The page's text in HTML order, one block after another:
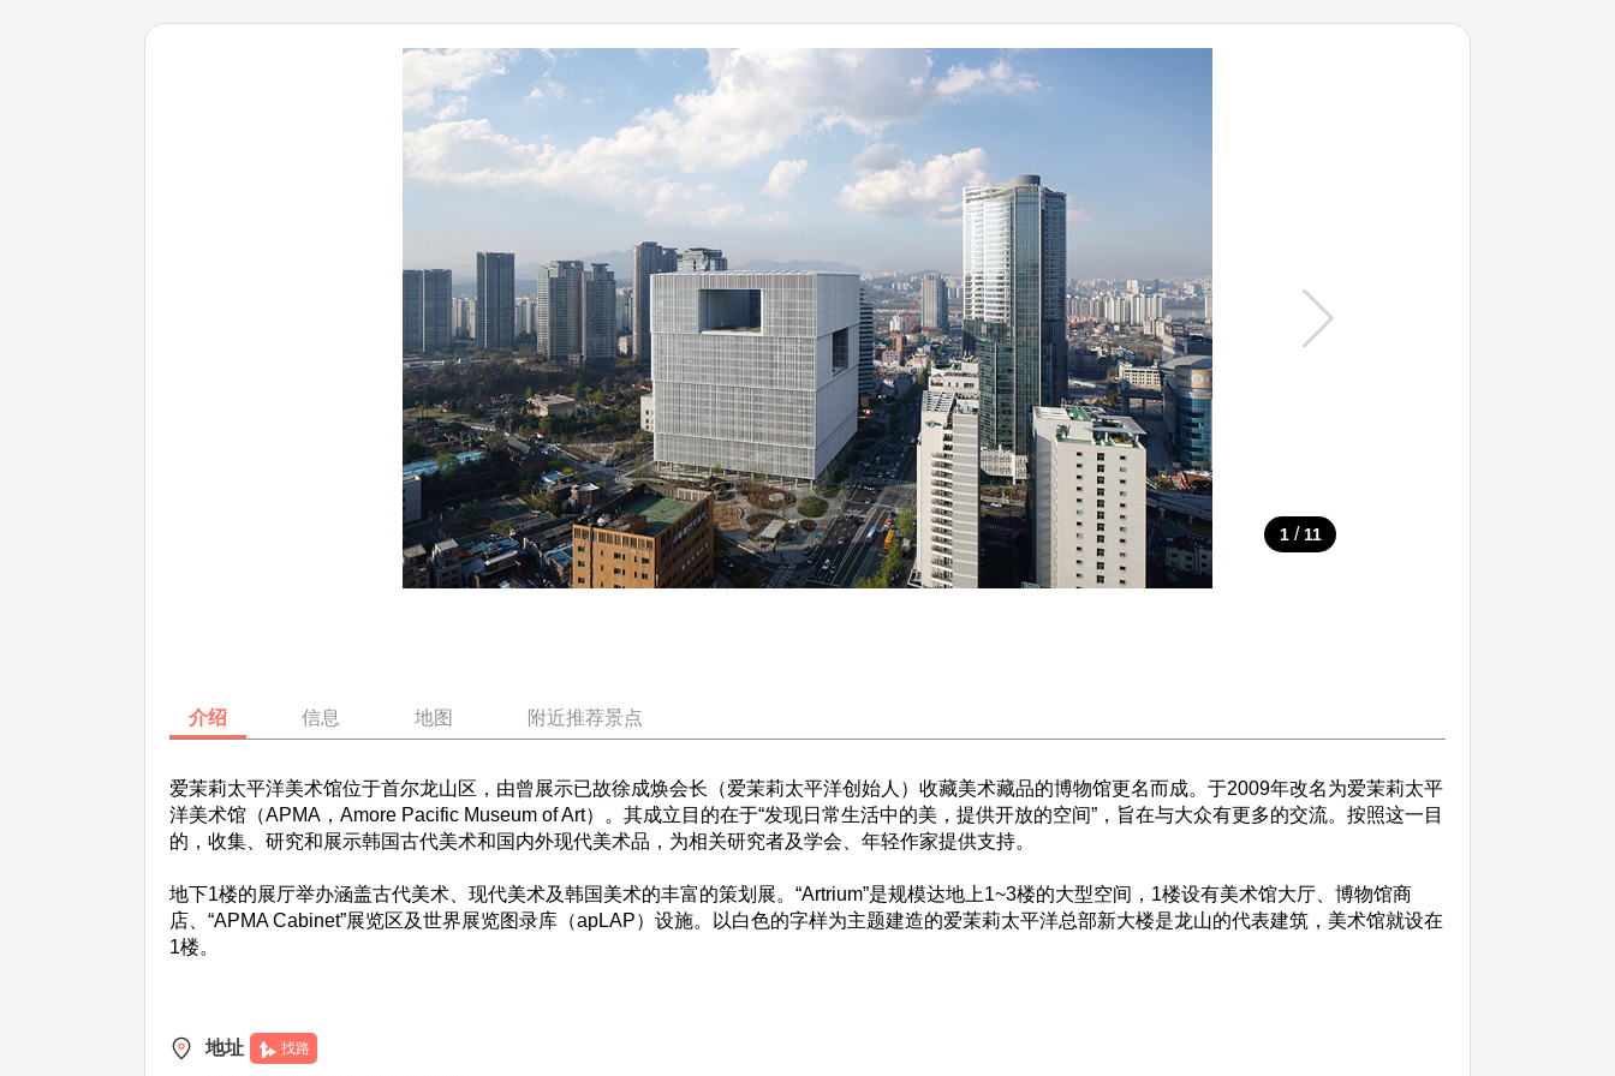
1 / 11
介绍 信息 地图 附近推荐景点
爱茉莉太平洋美术馆位于首尔龙山区，由曾展示已故徐成焕会长（爱茉莉太平洋创始人）收藏美术藏品的博物馆更名而成。于2009年改名为爱茉莉太平
洋美术馆（APMA，Amore Pacific Museum of Art）。其成立目的在于“发现日常生活中的美，提供开放的空间”，旨在与大众有更多的交流。按照这一目
的，收集、研究和展示韩国古代美术和国内外现代美术品，为相关研究者及学会、年轻作家提供支持。
地下1楼的展厅举办涵盖古代美术、现代美术及韩国美术的丰富的策划展。“Artrium”是规模达地上1~3楼的大型空间，1楼设有美术馆大厅、博物馆商
店、“APMA Cabinet”展览区及世界展览图录库（apLAP）设施。以白色的字样为主题建造的爱茉莉太平洋总部新大楼是龙山的代表建筑，美术馆就设在
1楼。
地址 找路